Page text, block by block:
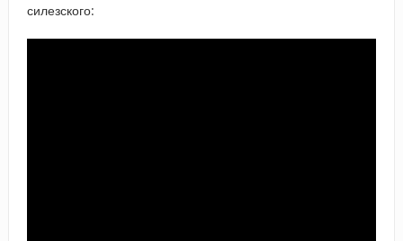
силезского: